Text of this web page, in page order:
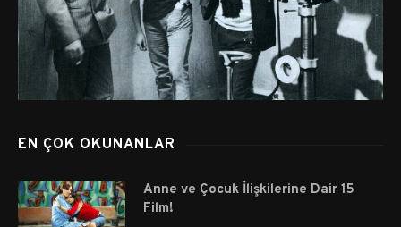
EN ÇOK OKUNANLAR
Anne ve Çocuk İlişkilerine Dair 15
Film!